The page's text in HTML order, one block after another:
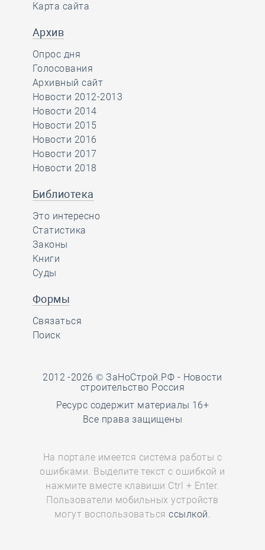
Карта сайта
Архив
Опрос дня
Голосования
Архивный сайт
Новости 2012-2013
Новости 2014
Новости 2015
Новости 2016
Новости 2017
Новости 2018
Библиотека
Это интересно
Статистика
Законы
Книги
Суды
Формы
Связаться
Поиск
2012 -2026 © ЗаНоСтрой.РФ - Новости
строительство Россия
Ресурс содержит материалы 16+
Все права защищены
На портале имеется система работы с
ошибками. Выделите текст с ошибкой и
нажмите вместе клавиши Ctrl + Enter.
Пользователи мобильных устройств
могут воспользоватьсяссылкой.